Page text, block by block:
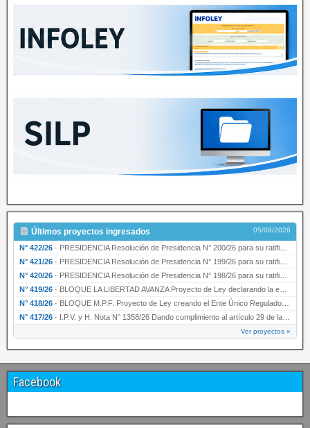
Últimos proyectos ingresados 05/08/2026
N° 422/26 · PRESIDENCIA Resolución de Presidencia N° 200/26 para su ratificación.
N° 421/26 · PRESIDENCIA Resolución de Presidencia N° 199/26 para su ratificación.
N° 420/26 · PRESIDENCIA Resolución de Presidencia N° 198/26 para su ratificación.
N° 419/26 · BLOQUE LA LIBERTAD AVANZA Proyecto de Ley declarando la esencialidad del servicio educativ…
N° 418/26 · BLOQUE M.P.F. Proyecto de Ley creando el Ente Único Regulador de servicios públicos de la …
N° 417/26 · I.P.V. y H. Nota N° 1358/26 Dando cumplimiento al artículo 29 de la Ley provincial N° 1399…
Ver proyectos »
Facebook